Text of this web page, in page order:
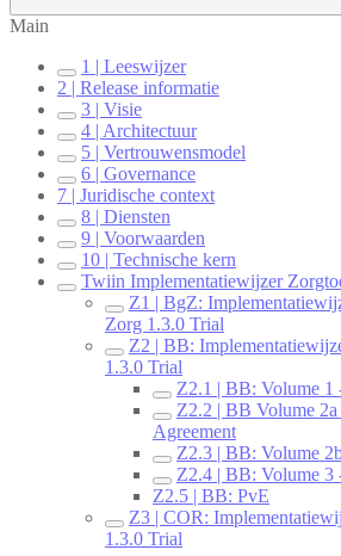
Main
1 | Leeswijzer
2 | Release informatie
3 | Visie
4 | Architectuur
5 | Vertrouwensmodel
6 | Governance
7 | Juridische context
8 | Diensten
9 | Voorwaarden
10 | Technische kern
Twiin Implementatiewijzer
Z1 | BgZ:
Zorg 1.3.0 Trial
Z2 | BB:
1.3.0 Trial
Z2.1 | BB: Volume 1
Z2.2 | BB Volume
Agreement
Z2.3 | BB: Volume
Z2.4 | BB: Volume 3
Z2.5 | BB: PvE
Z3 | COR:
1.3.0 Trial